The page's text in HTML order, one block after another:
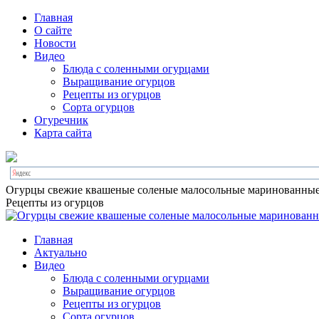
Главная
О сайте
Новости
Видео
Блюда с соленными огурцами
Выращивание огурцов
Рецепты из огурцов
Сорта огурцов
Огуречник
Карта сайта
Огурцы свежие квашеные соленые малосольные
Рецепты из огурцов
Главная
Актуально
Видео
Блюда с соленными огурцами
Выращивание огурцов
Рецепты из огурцов
Сорта огурцов